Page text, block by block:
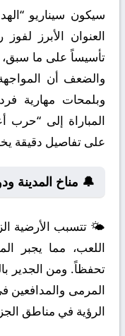
سيكون سيناريو
العنوان الأبرز
تأسيساً على ما سبق،
والضعف أن
وبلمحات مهارية
المباراة إلى “حرب
على تفاصيل دقيقة
🔔 مناخ المدينة
🌤️ تتسبب الأرضية
اللعب، مما يجبر
تحفظاً. ومن الجدير
المرمى والمدافعين
الرؤية في مناطق